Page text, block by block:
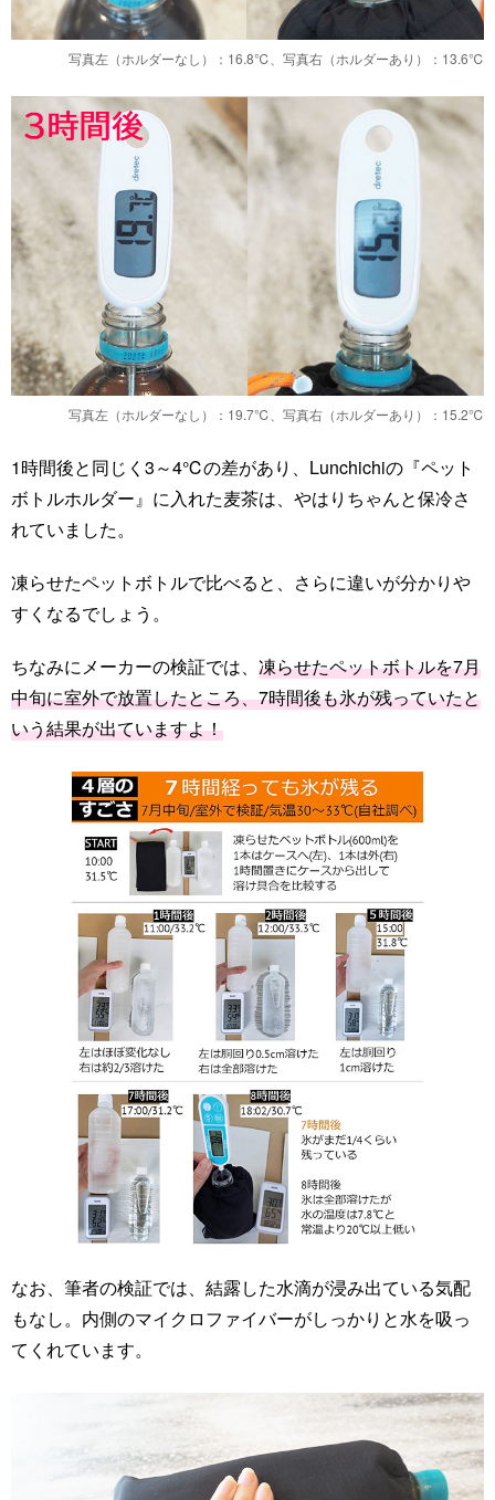
写真左（ホルダーなし）：16.8℃、写真右（ホルダーあり）：13.6℃
写真左（ホルダーなし）：19.7℃、写真右（ホルダーあり）：15.2℃
1時間後と同じく3～4℃の差があり、Lunchichiの『ペット
ボトルホルダー』に入れた麦茶は、やはりちゃんと保冷さ
れていました。
凍らせたペットボトルで比べると、さらに違いが分かりや
すくなるでしょう。
ちなみにメーカーの検証では、 凍らせたペットボトルを7月
中旬に室外で放置したところ、7時間後も氷が残っていたと
いう結果が出ていますよ！
なお、筆者の検証では、結露した水滴が浸み出ている気配
もなし。内側のマイクロファイバーがしっかりと水を吸っ
てくれています。